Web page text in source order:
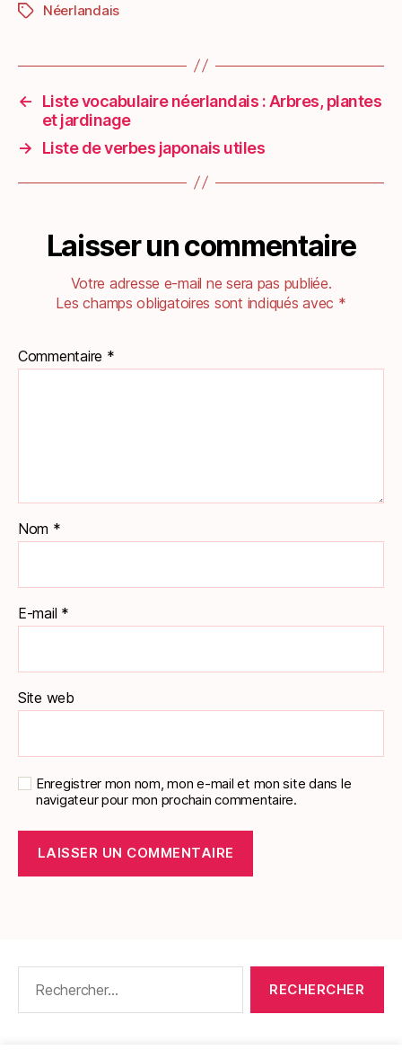
Étiquettes
Néerlandais
←
Liste vocabulaire néerlandais : Arbres, plantes
et jardinage
→
Liste de verbes japonais utiles
Laisser un commentaire
Votre adresse e-mail ne sera pas publiée.
Les champs obligatoires sont indiqués avec *
Commentaire *
Nom *
E-mail *
Site web
Enregistrer mon nom, mon e-mail et mon site dans le
navigateur pour mon prochain commentaire.